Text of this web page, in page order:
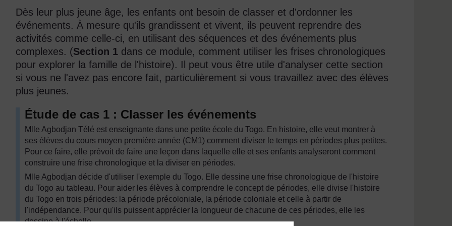
Dès leur plus jeune âge, les enfants ont besoin de classer et d'ordonner les
événements. À mesure qu'ils grandissent et vivent, ils peuvent reprendre des
activités comme celle-ci, en utilisant des séquences et des événements plus
complexes. (Section 1 dans ce module, comment utiliser les frises chronologiques
pour explorer la famille de l'histoire). Il peut vous être utile d'analyser cette section
si vous ne l'avez pas encore fait, particulièrement si vous travaillez avec des élèves
plus jeunes.
Étude de cas 1 : Classer les événements
Mlle Agbodjan Télé est enseignante dans une petite école du Togo. En histoire, elle veut montrer à
ses élèves du cours moyen première année (CM1) comment diviser le temps en périodes plus petites.
Pour ce faire, elle prévoit de faire une leçon dans laquelle elle et ses enfants analyseront comment
construire une frise chronologique et la diviser en périodes.
Mlle Agbodjan décide d'utiliser l'exemple du Togo. Elle dessine une frise chronologique de l'histoire
du Togo au tableau. Pour aider les élèves à comprendre le concept de périodes, elle divise l'histoire
du Togo en trois périodes: la période précoloniale, la période coloniale et celle à partir de
l'indépendance. Pour qu'ils puissent apprécier la longueur de chacune de ces périodes, elle les
dessine à l'échelle.